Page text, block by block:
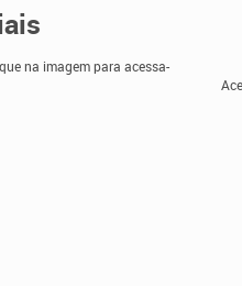
na imagem para acessa-